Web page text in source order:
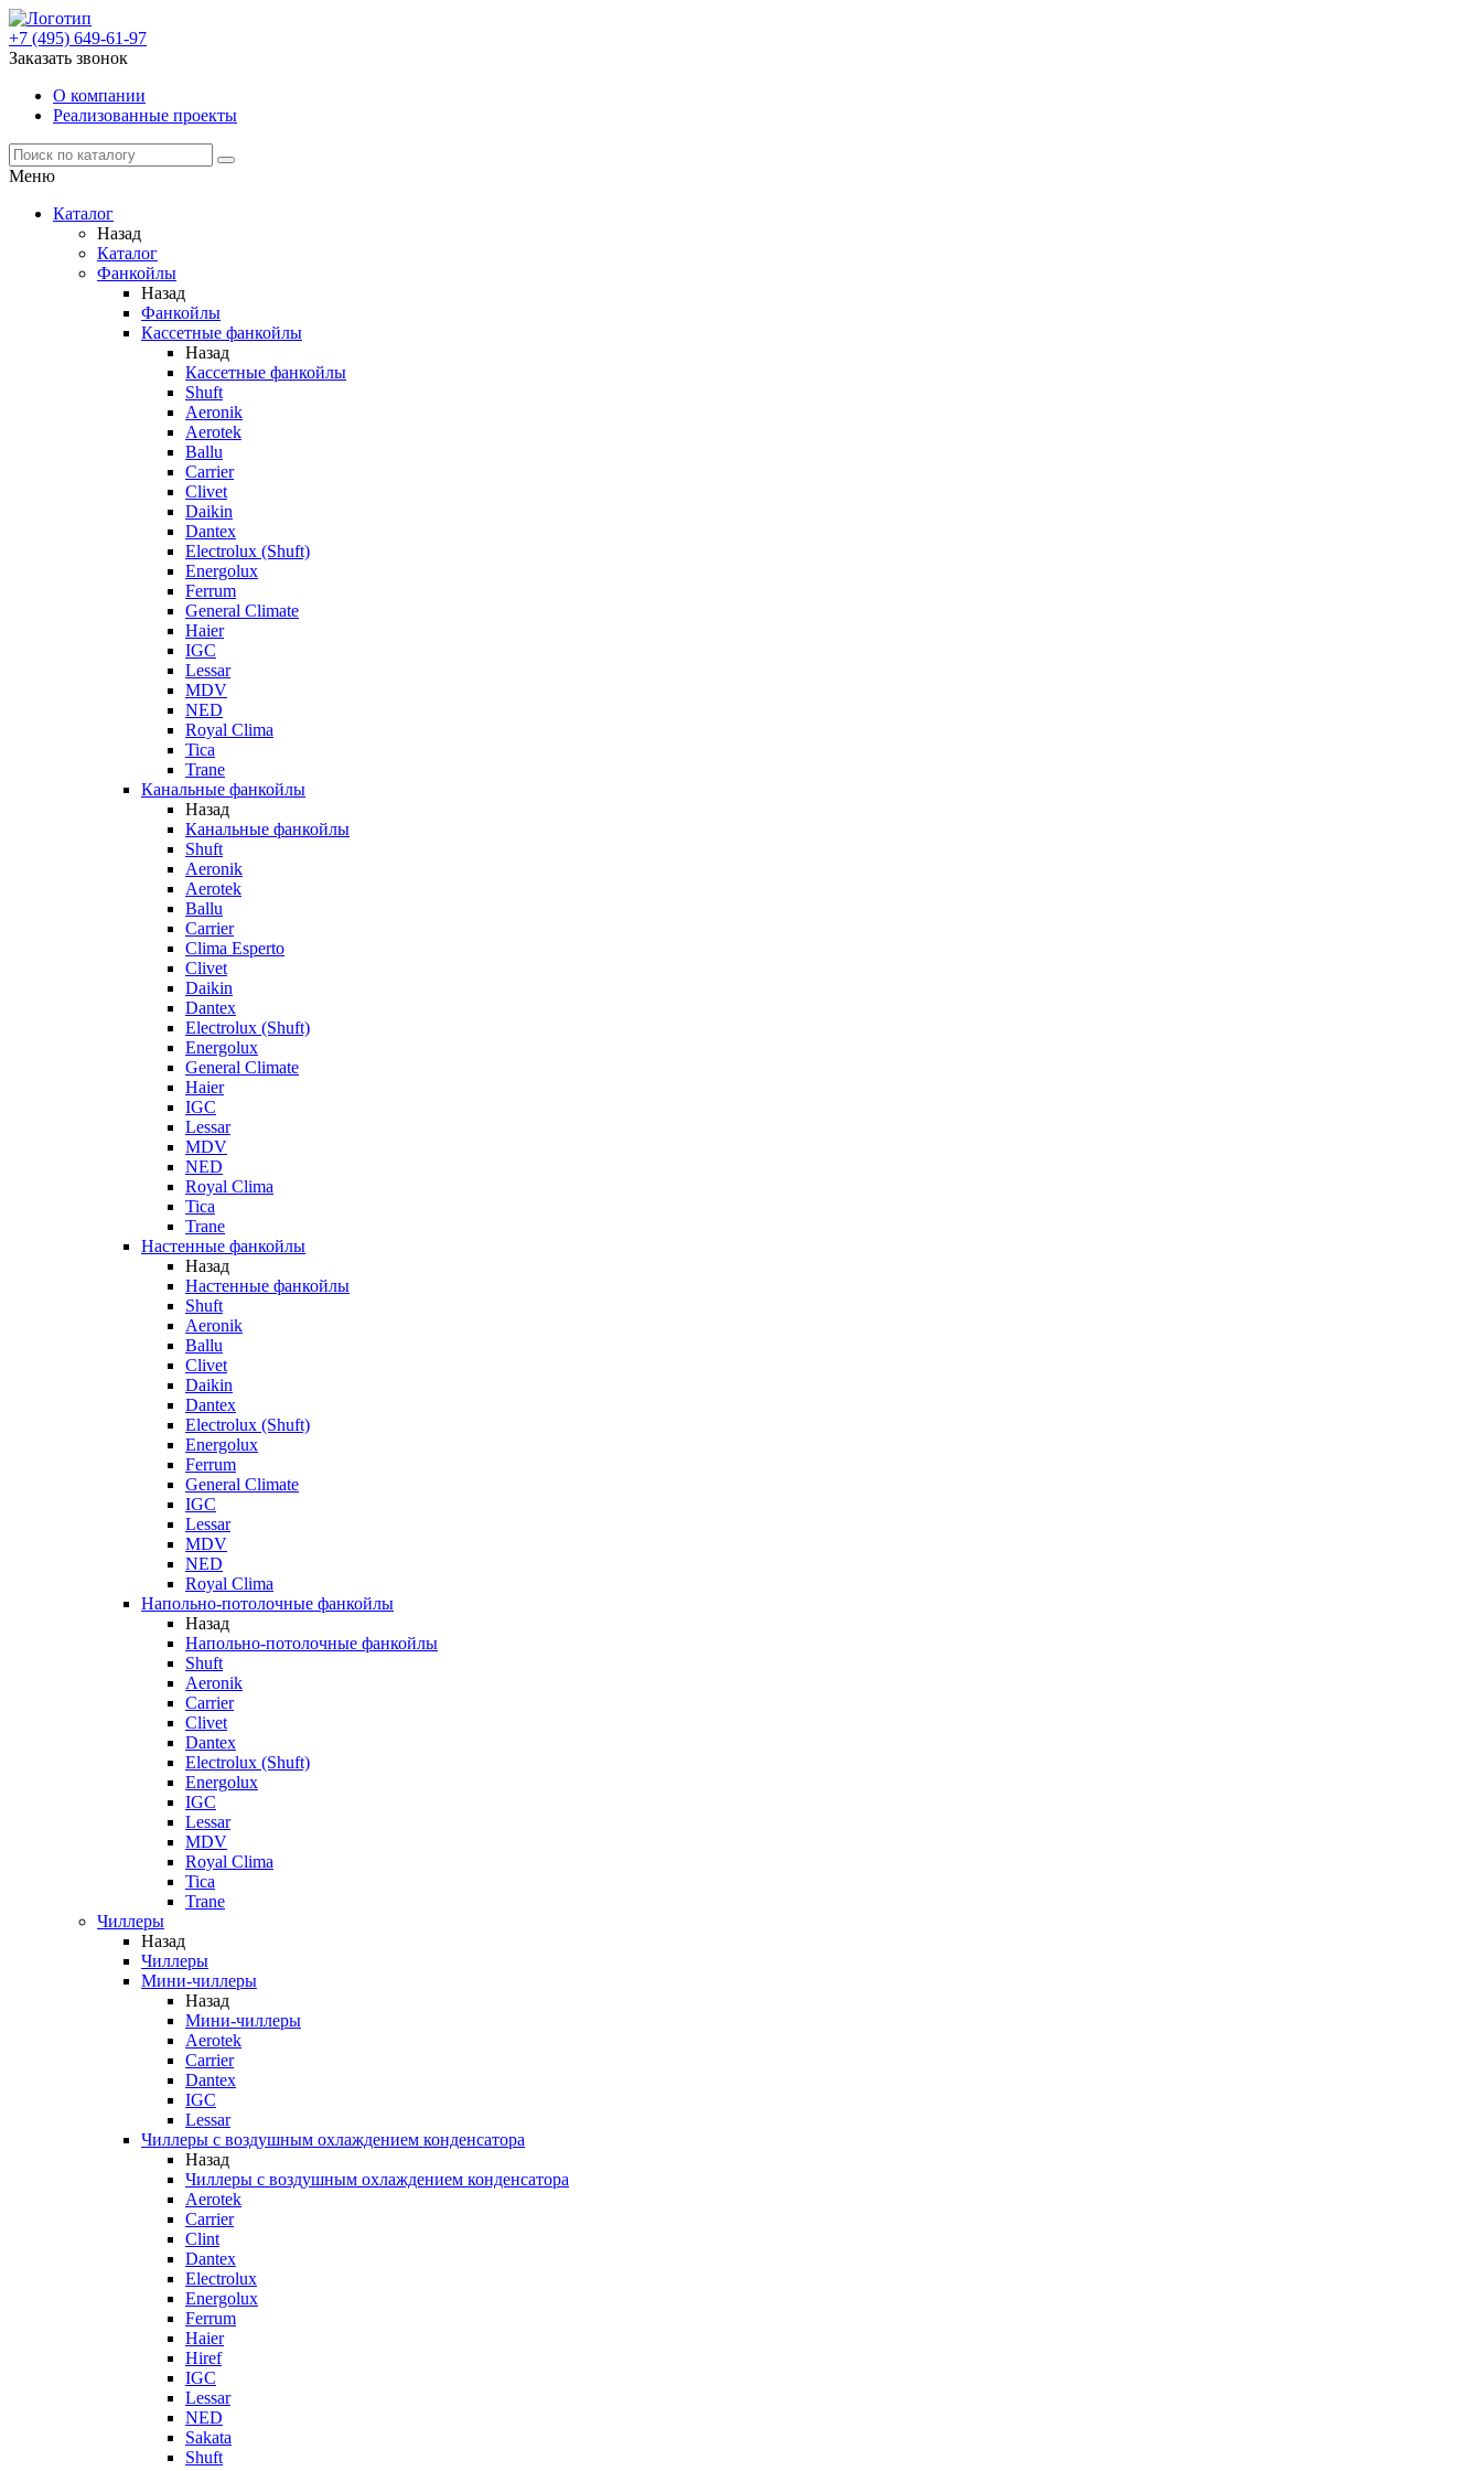
+7 (495) 649-61-97
Заказать звонок
О компании
Реализованные проекты
Меню
Каталог
Назад
Каталог
Фанкойлы
Назад
Фанкойлы
Кассетные фанкойлы
Назад
Кассетные фанкойлы
Shuft
Aeronik
Aerotek
Ballu
Carrier
Clivet
Daikin
Dantex
Electrolux (Shuft)
Energolux
Ferrum
General Climate
Haier
IGC
Lessar
MDV
NED
Royal Clima
Tica
Trane
Канальные фанкойлы
Назад
Канальные фанкойлы
Shuft
Aeronik
Aerotek
Ballu
Carrier
Clima Esperto
Clivet
Daikin
Dantex
Electrolux (Shuft)
Energolux
General Climate
Haier
IGC
Lessar
MDV
NED
Royal Clima
Tica
Trane
Настенные фанкойлы
Назад
Настенные фанкойлы
Shuft
Aeronik
Ballu
Clivet
Daikin
Dantex
Electrolux (Shuft)
Energolux
Ferrum
General Climate
IGC
Lessar
MDV
NED
Royal Clima
Напольно-потолочные фанкойлы
Назад
Напольно-потолочные фанкойлы
Shuft
Aeronik
Carrier
Clivet
Dantex
Electrolux (Shuft)
Energolux
IGC
Lessar
MDV
Royal Clima
Tica
Trane
Чиллеры
Назад
Чиллеры
Мини-чиллеры
Назад
Мини-чиллеры
Aerotek
Carrier
Dantex
IGC
Lessar
Чиллеры с воздушным охлаждением конденсатора
Назад
Чиллеры с воздушным охлаждением конденсатора
Aerotek
Carrier
Clint
Dantex
Electrolux
Energolux
Ferrum
Haier
Hiref
IGC
Lessar
NED
Sakata
Shuft